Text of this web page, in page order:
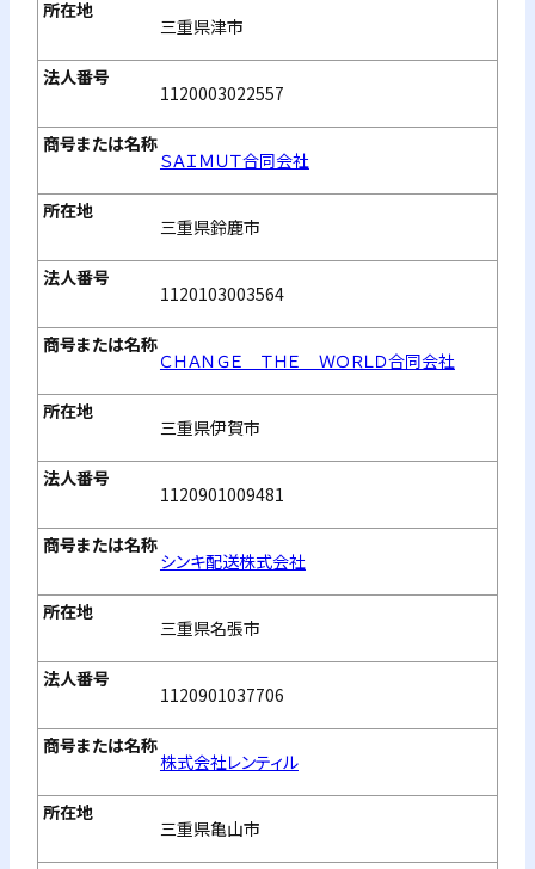
三重県津市
1120003022557
ＳＡＩＭＵＴ合同会社
三重県鈴鹿市
1120103003564
ＣＨＡＮＧＥ ＴＨＥ ＷＯＲＬＤ合同会社
三重県伊賀市
1120901009481
シンキ配送株式会社
三重県名張市
1120901037706
株式会社レンティル
三重県亀山市